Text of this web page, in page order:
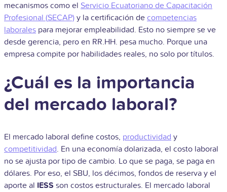
mecanismos como el Servicio Ecuatoriano de Capacitación
Profesional (SECAP) y la certificación de competencias
laborales para mejorar empleabilidad. Esto no siempre se ve
desde gerencia, pero en RR.HH. pesa mucho. Porque una
empresa compite por habilidades reales, no solo por títulos.
¿Cuál es la importancia
del mercado laboral?
El mercado laboral define costos, productividad y
competitividad. En una economía dolarizada, el costo laboral
no se ajusta por tipo de cambio. Lo que se paga, se paga en
dólares. Por eso, el SBU, los décimos, fondos de reserva y el
aporte al IESS son costos estructurales. El mercado laboral